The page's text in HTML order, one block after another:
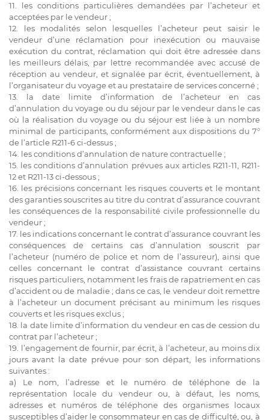
11. les conditions particulières demandées par l’acheteur et
acceptées par le vendeur ;
12. les modalités selon lesquelles l’acheteur peut saisir le
vendeur d’une réclamation pour inexécution ou mauvaise
exécution du contrat, réclamation qui doit être adressée dans
les meilleurs délais, par lettre recommandée avec accusé de
réception au vendeur, et signalée par écrit, éventuellement, à
l’organisateur du voyage et au prestataire de services concerné ;
13. la date limite d’information de l’acheteur en cas
d’annulation du voyage ou du séjour par le vendeur dans le cas
où la réalisation du voyage ou du séjour est liée à un nombre
minimal de participants, conformément aux dispositions du 7°
de l’article R211-6 ci-dessus ;
14. les conditions d’annulation de nature contractuelle ;
15. les conditions d’annulation prévues aux articles R211-11, R211-
12 et R211-13 ci-dessous ;
16. les précisions concernant les risques couverts et le montant
des garanties souscrites au titre du contrat d’assurance couvrant
les conséquences de la responsabilité civile professionnelle du
vendeur ;
17. les indications concernant le contrat d’assurance couvrant les
conséquences de certains cas d’annulation souscrit par
l’acheteur (numéro de police et nom de l’assureur), ainsi que
celles concernant le contrat d’assistance couvrant certains
risques particuliers, notamment les frais de rapatriement en cas
d’accident ou de maladie ; dans ce cas, le vendeur doit remettre
à l’acheteur un document précisant au minimum les risques
couverts et les risques exclus ;
18. la date limite d’information du vendeur en cas de cession du
contrat par l’acheteur ;
19. l’engagement de fournir, par écrit, à l’acheteur, au moins dix
jours avant la date prévue pour son départ, les informations
suivantes :
a) Le nom, l’adresse et le numéro de téléphone de la
représentation locale du vendeur ou, à défaut, les noms,
adresses et numéros de téléphone des organismes locaux
susceptibles d’aider le consommateur en cas de difficulté, ou, à